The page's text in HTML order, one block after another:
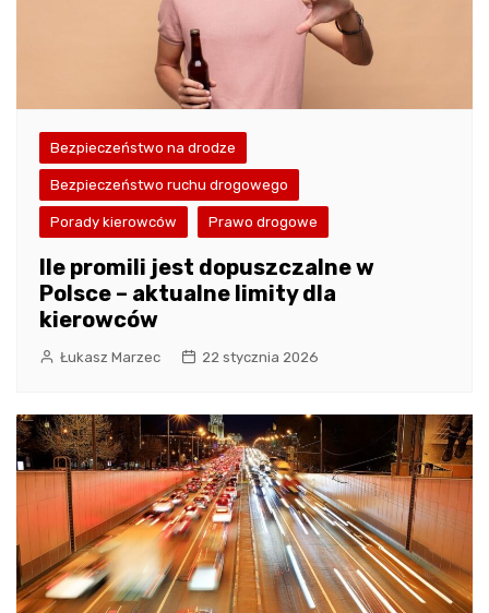
Bezpieczeństwo na drodze
Bezpieczeństwo ruchu drogowego
Porady kierowców Prawo drogowe
Ile promili jest dopuszczalne w
Polsce – aktualne limity dla
kierowców
Łukasz Marzec 22 stycznia 2026